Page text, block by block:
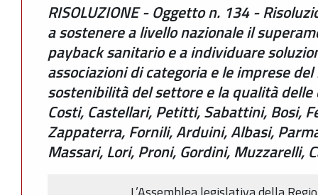
RISOLUZIONE - Oggetto n. 134 -
a sostenere a livello nazionale il
payback sanitario e a individuare
associazioni di categoria e le imprese
sostenibilità del settore e la qualità delle
Costi, Castellari, Petitti, Sabattini, Bosi,
Zappaterra, Fornili, Arduini, Albasi,
Massari, Lori, Proni, Gordini, Muzzarelli,